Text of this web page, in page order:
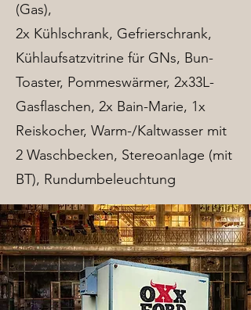
(Gas),
2x Kühlschrank, Gefrierschrank,
Kühlaufsatzvitrine für GNs, Bun-
Toaster, Pommeswärmer, 2x33L-
Gasflaschen, 2x Bain-Marie, 1x
Reiskocher, Warm-/Kaltwasser mit
2 Waschbecken, Stereoanlage (mit
BT), Rundumbeleuchtung